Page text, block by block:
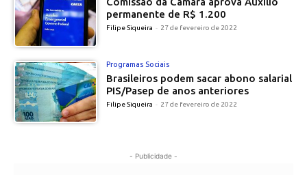
permanente de R$ 1.200
Filipe Siqueira - 27 de fevereiro de 2022
Programas Sociais
Brasileiros podem sacar abono salarial
PIS/Pasep de anos anteriores
Filipe Siqueira - 27 de fevereiro de 2022
- Publicidade -